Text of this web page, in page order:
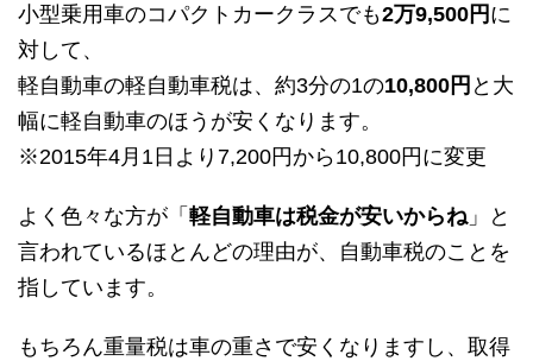
小型乗用車のコパクトカークラスでも2万9,500円 に
対して、
軽自動車の軽自動車税は、約3分の1の10,800円 と大
幅に軽自動車のほうが安くなります。
※2015年4月1日より7,200円から10,800円に変更
よく色々な方が「 軽自動車は税金が安いからね 」と
言われているほとんどの理由が、自動車税のことを
指しています。
もちろん重量税は車の重さで安くなりますし、取得